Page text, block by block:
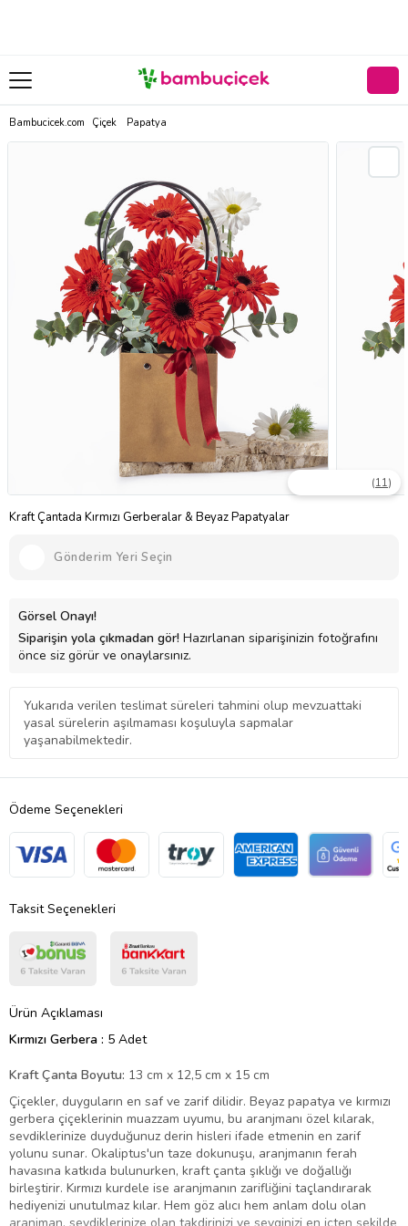
Bambucicek.com Çiçek Papatya
Kraft Çantada Kırmızı Gerberalar & Beyaz Papatyalar
(11)
Gönderim Yeri Seçin
Görsel Onayı!
Siparişin yola çıkmadan gör! Hazırlanan siparişinizin fotoğrafını
önce siz görür ve onaylarsınız.
Yukarıda verilen teslimat süreleri tahmini olup mevzuattaki
yasal sürelerin aşılmaması koşuluyla sapmalar
yaşanabilmektedir.
Ödeme Seçenekleri
Taksit Seçenekleri
Ürün Açıklaması
Kırmızı Gerbera : 5 Adet
Kraft Çanta Boyutu: 13 cm x 12,5 cm x 15 cm
Çiçekler, duyguların en saf ve zarif dilidir. Beyaz papatya ve kırmızı
gerbera çiçeklerinin muazzam uyumu, bu aranjmanı özel kılarak,
sevdiklerinize duyduğunuz derin hisleri ifade etmenin en zarif
yolunu sunar. Okaliptus'un taze dokunuşu, aranjmanın ferah
havasına katkıda bulunurken, kraft çanta şıklığı ve doğallığı
birleştirir. Kırmızı kurdele ise aranjmanın zarifliğini taçlandırarak
hediyenizi unutulmaz kılar. Hem göz alıcı hem anlam dolu olan